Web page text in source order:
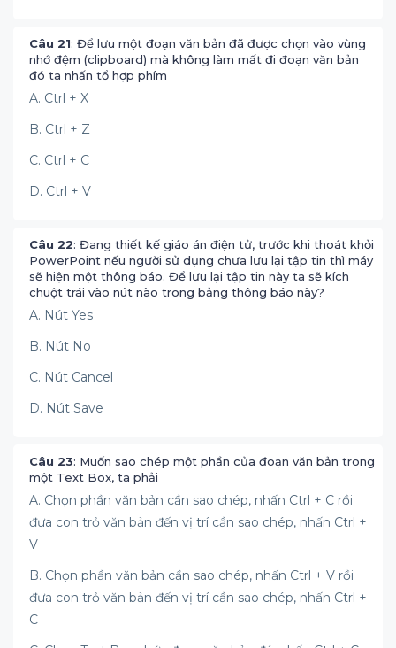
Câu 21: Để lưu một đoạn văn bản đã được chọn vào vùng
nhớ đệm (clipboard) mà không làm mất đi đoạn văn bản
đó ta nhấn tổ hợp phím
A. Ctrl + X
B. Ctrl + Z
C. Ctrl + C
D. Ctrl + V
Câu 22: Đang thiết kế giáo án điện tử, trước khi thoát khỏi
PowerPoint nếu người sử dụng chưa lưu lại tập tin thì máy
sẽ hiện một thông báo. Để lưu lại tập tin này ta sẽ kích
chuột trái vào nút nào trong bảng thông báo này?
A. Nút Yes
B. Nút No
C. Nút Cancel
D. Nút Save
Câu 23: Muốn sao chép một phần của đoạn văn bản trong
một Text Box, ta phải
A. Chọn phần văn bản cần sao chép, nhấn Ctrl + C rồi
đưa con trỏ văn bản đến vị trí cần sao chép, nhấn Ctrl +
V
B. Chọn phần văn bản cần sao chép, nhấn Ctrl + V rồi
đưa con trỏ văn bản đến vị trí cần sao chép, nhấn Ctrl +
C